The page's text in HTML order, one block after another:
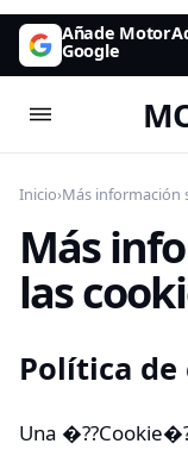
Añade
Google
Inicio›Más información
Más
las
Política de
Una